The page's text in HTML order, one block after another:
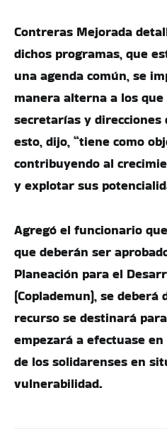
Contreras Mejorada
dichos programas, que
una agenda común, se
manera alterna a los
secretarías y
esto, dijo, “tiene como
contribuyendo al
y explotar sus
Agregó el funcionario
que deberán ser
Planeación para el
(Coplademun), se
recurso se destinará
empezará a efectuase
de los solidarenses en
vulnerabilidad.